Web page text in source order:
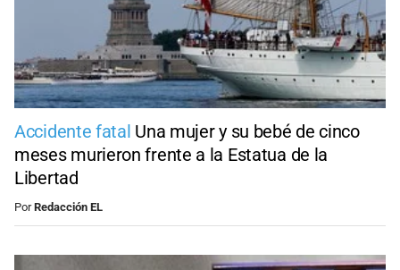
Accidente fatal Una mujer y su bebé de cinco
meses murieron frente a la Estatua de la
Libertad
PorRedacción EL